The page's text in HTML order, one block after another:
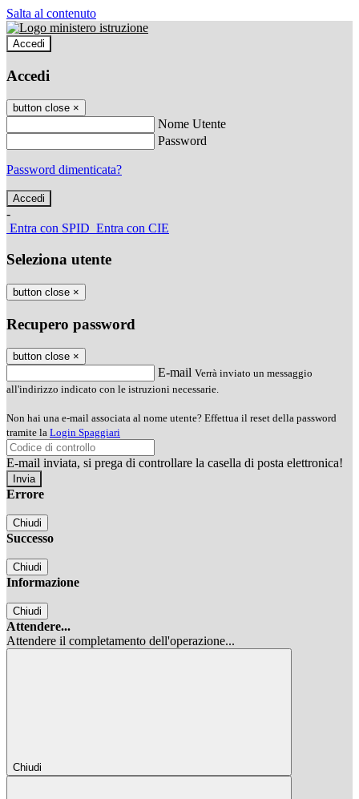
Salta al contenuto
Accedi
Accedi
button close ×
Nome Utente
Password
Password dimenticata?
-
Entra con SPID Entra con CIE
Seleziona utente
button close ×
Recupero password
button close ×
E-mail Verrà inviato un messaggio
all'indirizzo indicato con le istruzioni necessarie.
Non hai una e-mail associata al nome utente? Effettua il reset della password
tramite la Login Spaggiari
E-mail inviata, si prega di controllare la casella di posta elettronica!
Errore
Chiudi
Successo
Chiudi
Informazione
Chiudi
Attendere...
Attendere il completamento dell'operazione...
Chiudi